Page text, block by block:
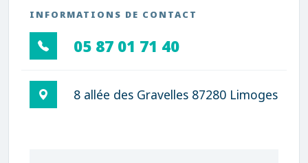
INFORMATIONS DE CONTACT
05 87 01 71 40
8 allée des Gravelles 87280 Limoges